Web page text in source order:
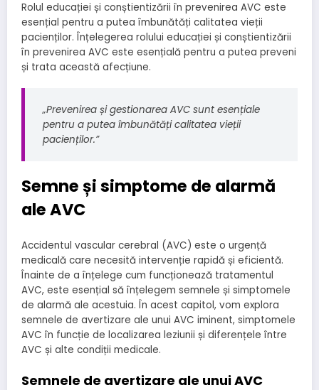
Rolul educației și conștientizării în prevenirea AVC este
esențial pentru a putea îmbunătăți calitatea vieții
pacienților. Înțelegerea rolului educației și conștientizării
în prevenirea AVC este esențială pentru a putea preveni
și trata această afecțiune.
„Prevenirea și gestionarea AVC sunt esențiale
pentru a putea îmbunătăți calitatea vieții
pacienților.”
Semne și simptome de alarmă
ale AVC
Accidentul vascular cerebral (AVC) este o urgență
medicală care necesită intervenție rapidă și eficientă.
Înainte de a înțelege cum funcționează tratamentul
AVC, este esențial să înțelegem semnele și simptomele
de alarmă ale acestuia. În acest capitol, vom explora
semnele de avertizare ale unui AVC iminent, simptomele
AVC în funcție de localizarea leziunii și diferențele între
AVC și alte condiții medicale.
Semnele de avertizare ale unui AVC